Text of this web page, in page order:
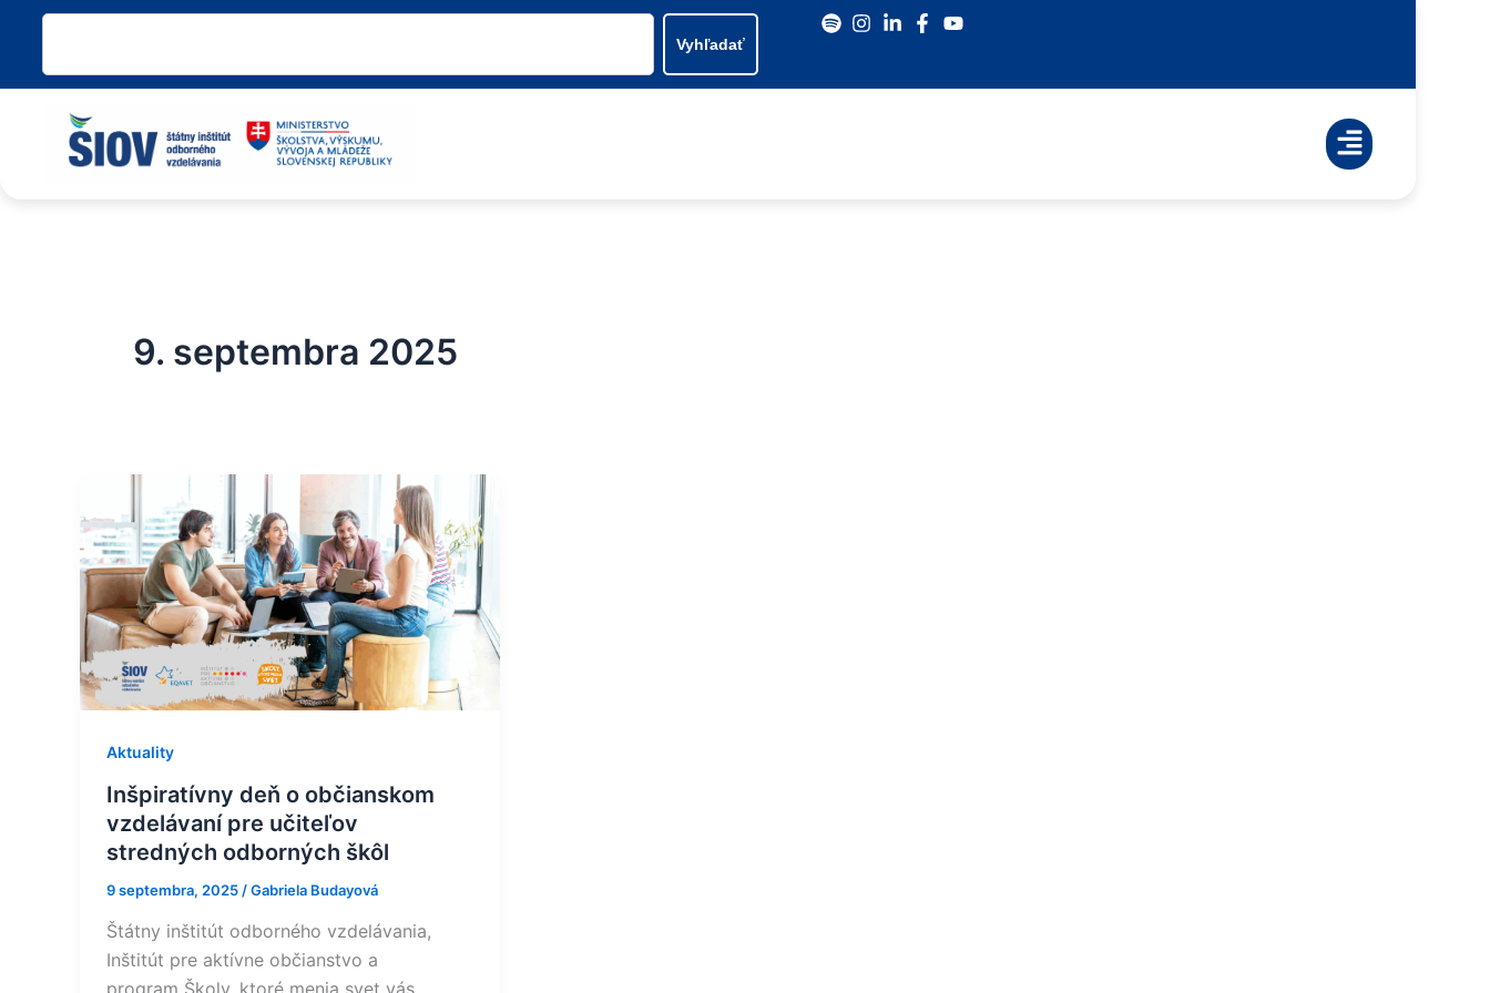
Preskočiť
obsah
Vyhľadať
Vyhľadať
9. septembra 2025
Aktuality
Inšpiratívny deň o občianskom
vzdelávaní pre učiteľov
stredných odborných škôl
9 septembra, 2025 /Gabriela Budayová
Štátny inštitút odborného vzdelávania,
Inštitút pre aktívne občianstvo a
deň
o
občianskom
vzdelávaní
pre
učiteľov
stredných
škôl